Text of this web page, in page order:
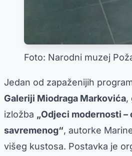
Foto: Narodni muzej
Jedan od zapaženijih
Galeriji Miodraga Markovića,
izložba „Odjeci modernosti –
savremenog“, autorke
višeg kustosa. Postavka je